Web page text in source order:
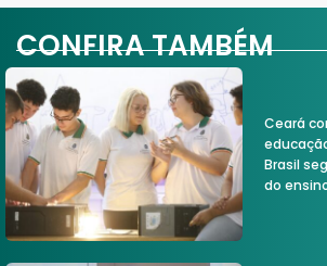
CONFIRA TAMBÉM
Ceará
Brasil
do